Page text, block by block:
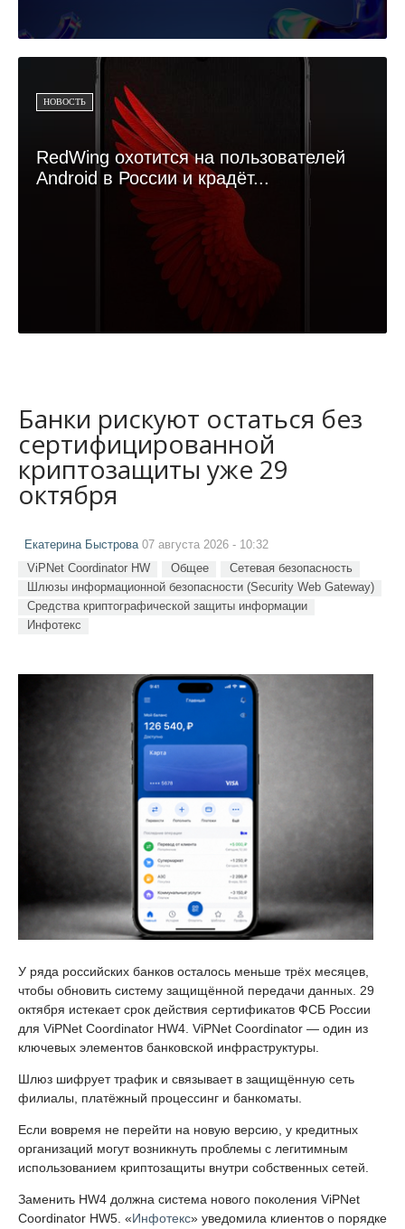
НОВОСТЬ
RedWing охотится на пользователей
Android в России и крадёт...
Банки рискуют остаться без
сертифицированной
криптозащиты уже 29
октября
Екатерина Быстрова 07 августа 2026 - 10:32
ViPNet Coordinator HW Общее
Сетевая безопасность
Шлюзы информационной безопасности (Security Web Gateway)
Средства криптографической защиты информации
Инфотекс
У ряда российских банков осталось меньше трёх месяцев,
чтобы обновить систему защищённой передачи данных. 29
октября истекает срок действия сертификатов ФСБ России
для ViPNet Coordinator HW4. ViPNet Coordinator — один из
ключевых элементов банковской инфраструктуры.
Шлюз шифрует трафик и связывает в защищённую сеть
филиалы, платёжный процессинг и банкоматы.
Если вовремя не перейти на новую версию, у кредитных
организаций могут возникнуть проблемы с легитимным
использованием криптозащиты внутри собственных сетей.
Заменить HW4 должна система нового поколения ViPNet
Coordinator HW5. «Инфотекс» уведомила клиентов о порядке